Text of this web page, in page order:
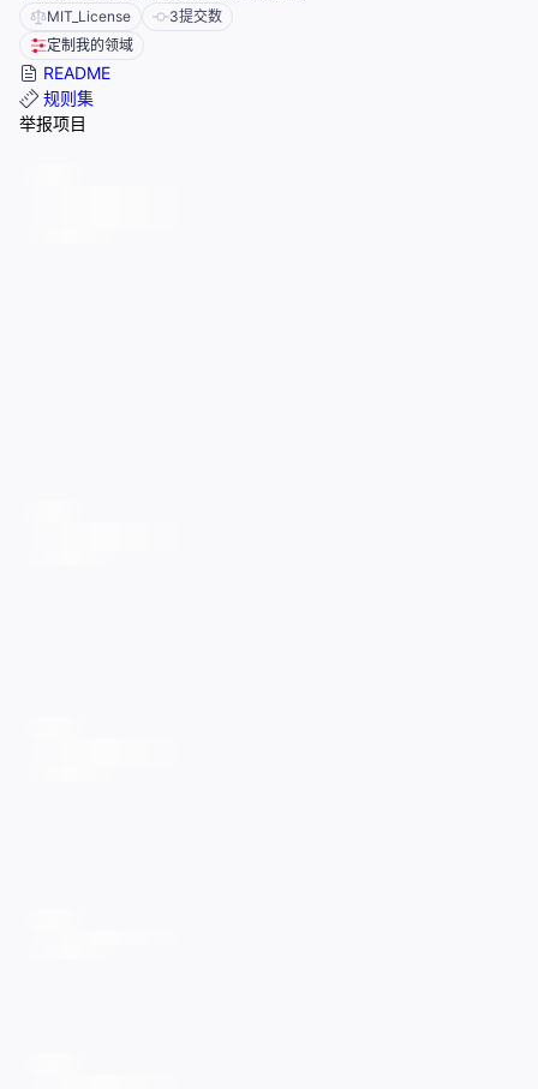
MIT_License 3提交数
定制我的领域
README
规则集
举报项目